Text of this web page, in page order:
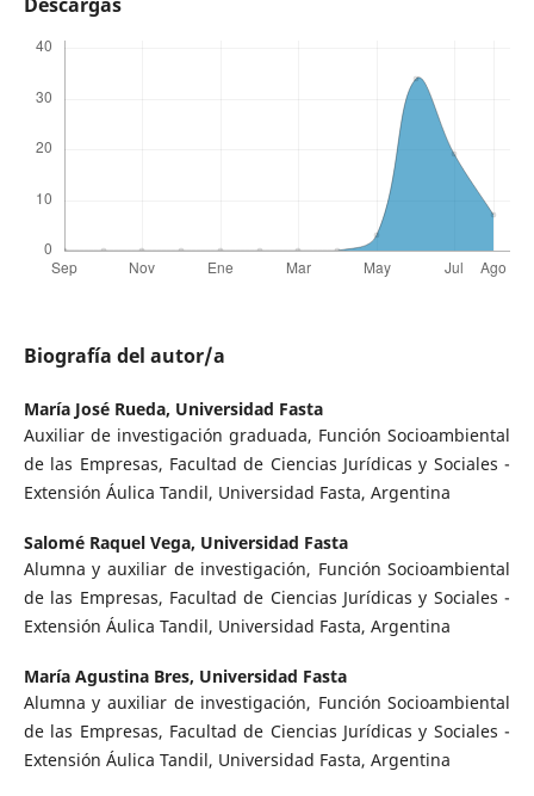
Biografía del autor/a
María José Rueda, Universidad Fasta
Auxiliar de investigación graduada, Función Socioambiental
de las Empresas, Facultad de Ciencias Jurídicas y Sociales -
Extensión Áulica Tandil, Universidad Fasta, Argentina
Salomé Raquel Vega, Universidad Fasta
Alumna y auxiliar de investigación, Función Socioambiental
de las Empresas, Facultad de Ciencias Jurídicas y Sociales -
Extensión Áulica Tandil, Universidad Fasta, Argentina
María Agustina Bres, Universidad Fasta
Alumna y auxiliar de investigación, Función Socioambiental
de las Empresas, Facultad de Ciencias Jurídicas y Sociales -
Extensión Áulica Tandil, Universidad Fasta, Argentina